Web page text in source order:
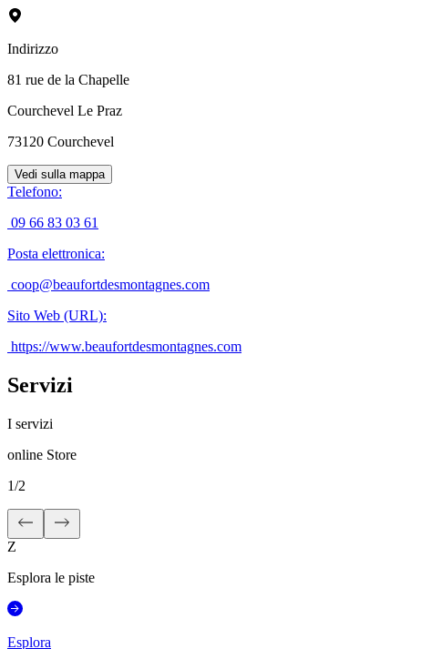
Indirizzo
81 rue de la Chapelle
Courchevel Le Praz
73120 Courchevel
Vedi sulla mappa
Telefono:
09 66 83 03 61
Posta elettronica:
coop@beaufortdesmontagnes.com
Sito Web (URL):
https://www.beaufortdesmontagnes.com
Servizi
I servizi
online Store
1/2
Z
Esplora le piste
Esplora